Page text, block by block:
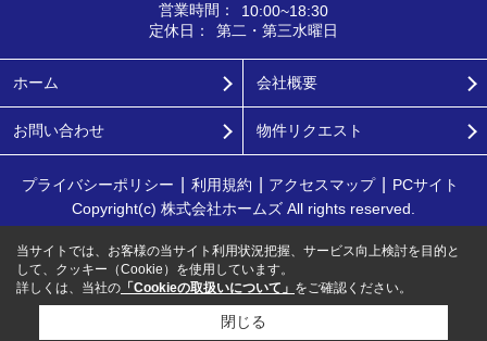
営業時間：
10:00~18:30
定休日：
第二・第三水曜日
ホーム 会社概要
お問い合わせ 物件リクエスト
プライバシーポリシー 利用規約 アクセスマップ
PCサイト
Copyright(c) 株式会社ホームズ All rights reserved.
当サイトでは、お客様の当サイト利用状況把握、サービス向上検討を目的と
して、クッキー（Cookie）を使用しています。
詳しくは、当社の 「Cookieの取扱いについて」 をご確認ください。
閉じる